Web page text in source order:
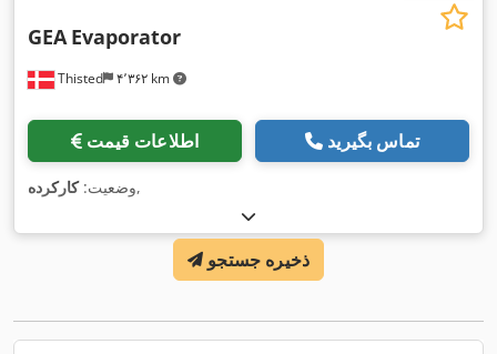
Thisted ۴٬۳۶۲ km
GEA Evaporator
اطلاعات قیمت تماس بگیرید
وضعیت:کارکرده ,
ذخیره جستجو